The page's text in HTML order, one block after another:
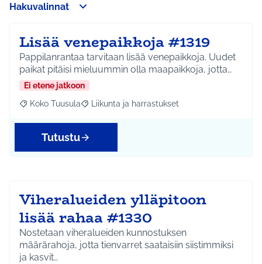
Hakuvalinnat
Lisää venepaikkoja #1319
Pappilanrantaa tarvitaan lisää venepaikkoja. Uudet
paikat pitäisi mieluummin olla maapaikkoja, jotta…
Ei etene jatkoon
Rajaa tulokset aihepiirin mukaan: Koko Tuusula
Koko Tuusula Rajaa tulokset teeman mukaan: Liikunta ja
Liikunta ja harrastukset
Tutustu
Viheralueiden ylläpitoon
lisää rahaa #1330
Nostetaan viheralueiden kunnostuksen
määrärahoja, jotta tienvarret saataisiin siistimmiksi
ja kasvit…